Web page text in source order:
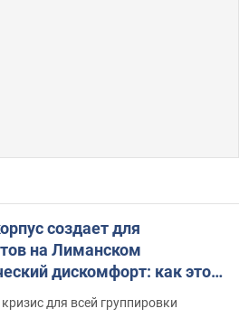
создает для
на Лиманском
дискомфорт: как это
для всей группировки